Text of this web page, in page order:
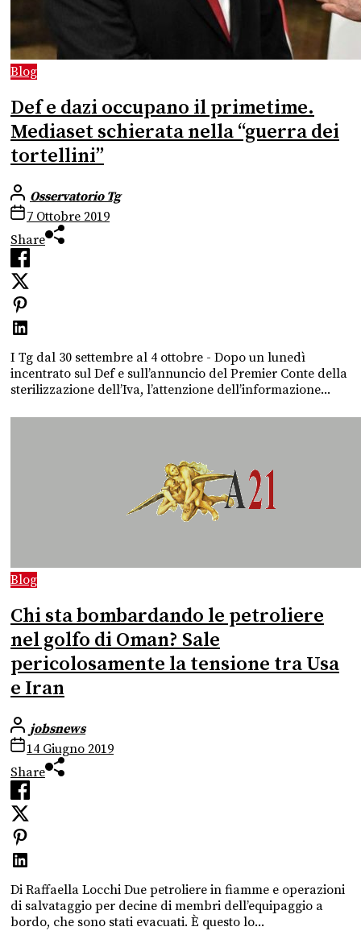
Blog
Def e dazi occupano il primetime.
Mediaset schierata nella “guerra dei
tortellini”
Osservatorio Tg
7 Ottobre 2019
Share
I Tg dal 30 settembre al 4 ottobre - Dopo un lunedì
incentrato sul Def e sull’annuncio del Premier Conte della
sterilizzazione dell’Iva, l’attenzione dell’informazione...
Blog
Chi sta bombardando le petroliere
nel golfo di Oman? Sale
pericolosamente la tensione tra Usa
e Iran
jobsnews
14 Giugno 2019
Share
Di Raffaella Locchi Due petroliere in fiamme e operazioni
di salvataggio per decine di membri dell’equipaggio a
bordo, che sono stati evacuati. È questo lo...